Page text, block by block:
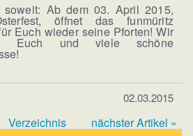
Ab dem 03. April 2015,
öffnet das funmüritz
Euch wieder seine Pforten! Wir
Euch und viele schöne
02.03.2015
Verzeichnis nächster Artikel »